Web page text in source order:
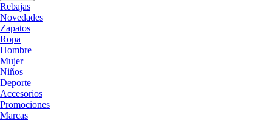
Rebajas
Novedades
Zapatos
Ropa
Hombre
Mujer
Niños
Deporte
Accesorios
Promociones
Marcas